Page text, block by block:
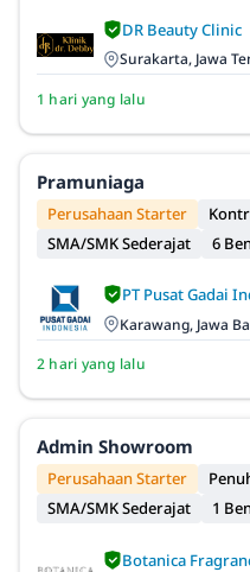
DR Beauty Clinic
Surakarta, Jawa
1 hari yang lalu
Pramuniaga
Perusahaan Starter
SMA/SMK Sederajat
6
PT Pusat Gadai
Karawang, Jawa
2 hari yang lalu
Admin Showroom
Perusahaan Starter
SMA/SMK Sederajat
1
Botanica